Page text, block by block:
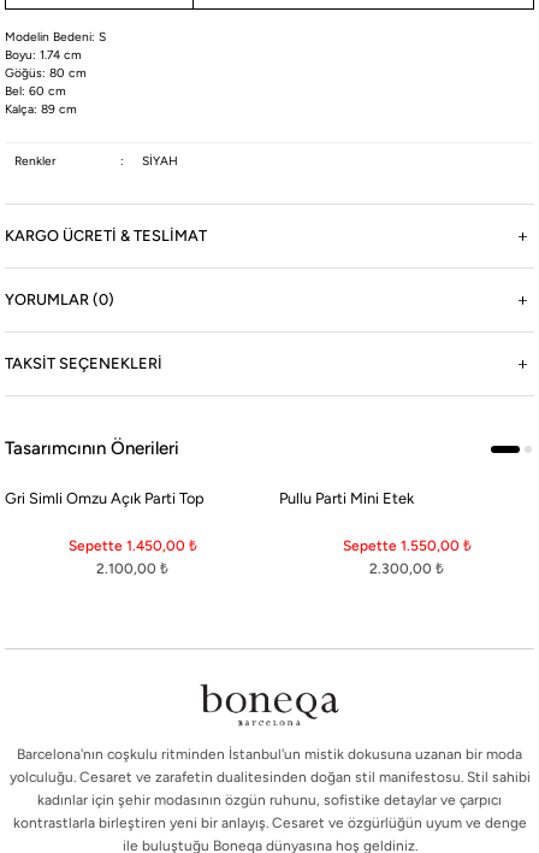
Modelin Bedeni: S
Boyu: 1.74 cm
Göğüs: 80 cm
Bel: 60 cm
Kalça: 89 cm
Renkler : SİYAH
KARGO ÜCRETİ & TESLİMAT
YORUMLAR (0)
TAKSIT SEÇENEKLERI
Tasarımcının Önerileri
Gri Simli Omzu Açık Parti Top
2.100,00 ₺
Sepette 1.450,00₺
Pullu Parti Mini Etek
2.300,00 ₺
Sepette 1.550,00₺
Barcelona'nın coşkulu ritminden İstanbul'un mistik dokusuna uzanan bir moda
yolculuğu. Cesaret ve zarafetin dualitesinden doğan stil manifestosu. Stil sahibi
kadınlar için şehir modasının özgün ruhunu, sofistike detaylar ve çarpıcı
kontrastlarla birleştiren yeni bir anlayış. Cesaret ve özgürlüğün uyum ve denge
ile buluştuğu Boneqa dünyasına hoş geldiniz.